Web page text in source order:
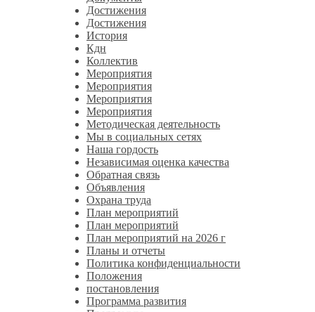
Достижения
Достижения
История
Кдн
Коллектив
Мероприятия
Мероприятия
Мероприятия
Мероприятия
Методическая деятельность
Мы в социальных сетях
Наша гордость
Независимая оценка качества
Обратная связь
Объявления
Охрана труда
План мероприятий
План мероприятий
План мероприятий на 2026 г
Планы и отчеты
Политика конфиденциальности
Положения
постановления
Программа развития